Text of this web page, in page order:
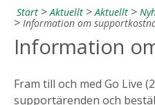
Start Aktuellt Aktuellt
Information om
Fram till och med Go Live
supportärenden och